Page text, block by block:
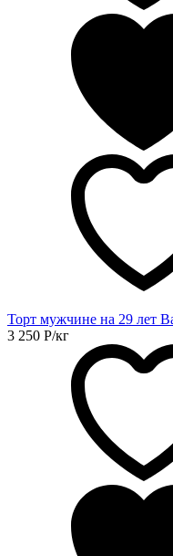
Торт мужчине на 29 лет
3 250 Р/кг